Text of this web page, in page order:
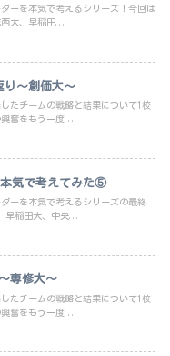
ーを本気で考えるシリーズ！今回は
大、早稲田...
り～創価大～
たチームの戦略と結果について1校
奮をもう一度...
気で考えてみた⑤
ーを本気で考えるシリーズの最終
早稲田大、中央...
専修大～
たチームの戦略と結果について1校
奮をもう一度...